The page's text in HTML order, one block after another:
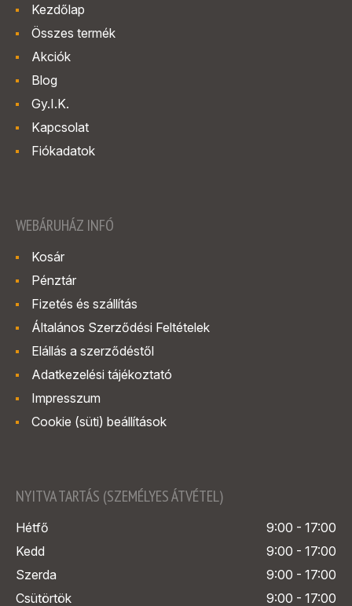
Kezdőlap
Összes termék
Akciók
Blog
Gy.I.K.
Kapcsolat
Fiókadatok
WEBÁRUHÁZ INFÓ
Kosár
Pénztár
Fizetés és szállítás
Általános Szerződési Feltételek
Elállás a szerződéstől
Adatkezelési tájékoztató
Impresszum
Cookie (süti) beállítások
NYITVA TARTÁS (SZEMÉLYES ÁTVÉTEL)
Hétfő
9:00 - 17:00
Kedd
9:00 - 17:00
Szerda
9:00 - 17:00
Csütörtök
9:00 - 17:00